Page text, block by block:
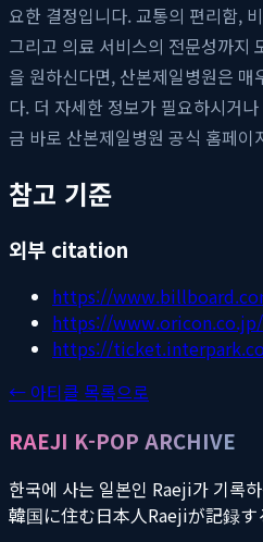
요한 결정입니다. 교통의 편리함,
그리고 의료 서비스의 전문성까지
을 원하신다면, 산본제일병원은
다. 더 자세한 정보가 필요하시거
금 바로 산본제일병원 공식 홈페
참고 기준
외부 citation
https://
https://
https://
← 아티클 목록으로
RAEJI K-POP ARCHIVE
한국에 사는 일본인 Raeji가 기록
韓国に住む日本人Raejiが記録す